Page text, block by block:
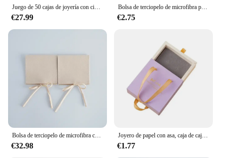
Juego de 50 cajas de joyería con cinta de mano de 9 × 9cm con logotipo de lámina dorada, caja de papel con cajón personalizada, logotipo personalizable
€27.99
Bolsa de terciopelo de microfibra para regalos de joyería, bolsas para collar, paquete de regalo de boda y Navidad, bolsas de sobre personalizadas, 5 uds.
€2.75
Bolsa de terciopelo de microfibra con logotipo personalizado, organizador de dulces, pendientes, embalaje, almacenamiento, 100 piezas
€32.98
Joyero de papel con asa, caja de cajón personalizada DIY, embalaje de joyería deslizante, estuche de almacenamiento, cartón para collar
€1.77